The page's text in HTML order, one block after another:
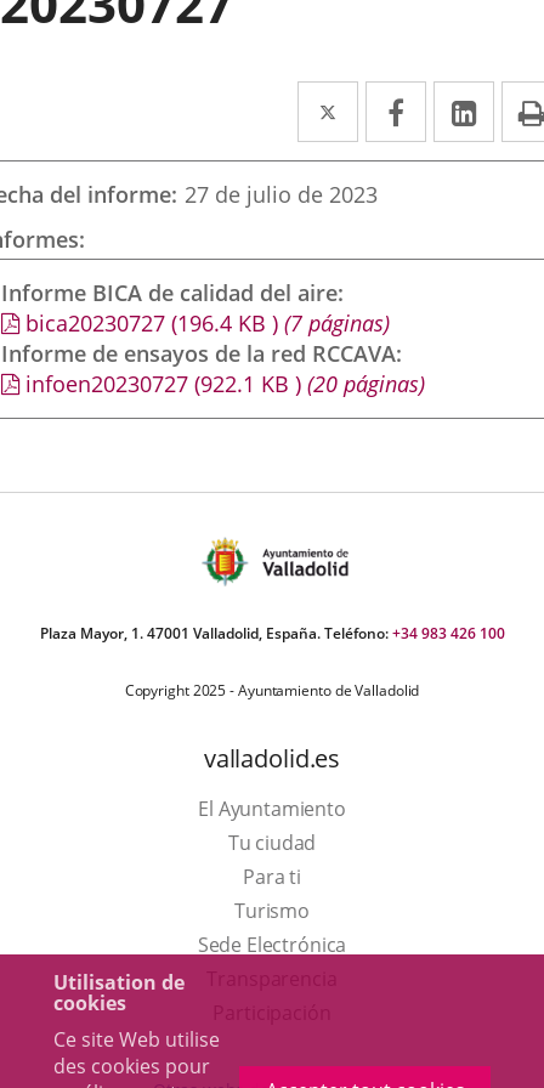
Utilisation de
cookies
Ce site Web utilise
des cookies pour
Twitter
Enlace
a
una
externa.
Facebook
Enlace
a
externa.
a
del informe 27 de julio de 2023
Informe BICA de calidad del aire
bica20230727 (196.4 KB ) (7 páginas)
Informe de ensayos de la red RCCAVA
infoen20230727 (922.1 KB ) (20 páginas)
Plaza Mayor, 1. 47001 Valladolid, España. Teléfono:+34 983 426 100
Copyright 2025 - Ayuntamiento de Valladolid
valladolid.es
El Ayuntamiento
Tu ciudad
Para ti
TurismoEste
enlace
una
Sede Electrónica
externa.